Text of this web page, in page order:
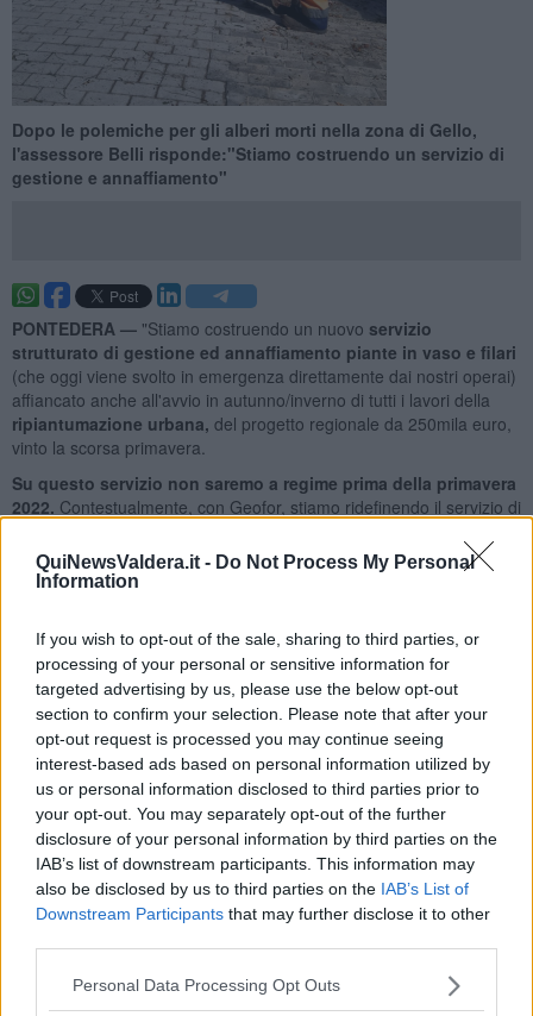
QuiNewsValdera.it - Do Not Process My Personal
Information
If you wish to opt-out of the sale, sharing to third parties, or
processing of your personal or sensitive information for
targeted advertising by us, please use the below opt-out
section to confirm your selection. Please note that after your
opt-out request is processed you may continue seeing
interest-based ads based on personal information utilized by
us or personal information disclosed to third parties prior to
your opt-out. You may separately opt-out of the further
disclosure of your personal information by third parties on the
IAB’s list of downstream participants. This information may
also be disclosed by us to third parties on the IAB’s List of
Downstream Participants that may further disclose it to other
Personal Data Processing Opt Outs
Dopo le polemiche per gli alberi morti nella zona di Gello,
l'assessore Belli risponde:"Stiamo costruendo un servizio di
gestione e annaffiamento"
PONTEDERA — "Stiamo costruendo un nuovo servizio
strutturato di gestione ed annaffiamento piante in vaso e filari
(che oggi viene svolto in emergenza direttamente dai nostri operai)
affiancato anche all'avvio in autunno/inverno di tutti i lavori della
ripiantumazione urbana, del progetto regionale da 250mila euro,
vinto la scorsa primavera.
Su questo servizio non saremo a regime prima della primavera
2022. Contestualmente, con Geofor, stiamo ridefinendo il servizio di
Duomo e della Villaggio Piaggio che avranno una cadenza
periodica, come altre zone) e il sistema a chiamata su emergenza
Lo spiega l'assessore comunaleMattia Belli, rispondendo
anche alle polemiche per gli alberi morti nella zona industriale
di Gello
"Lepiante della zona industriale di Gellonon sono comprese in
questi servizio in quanto non ancora inserite nel patrimonio del
Comune, infatti l'area è sempre sotto la giurisdizione della ditta che
ha svolto i lavori poiché l'amministrazione ha contestato molti
interventi sull'appalto prima del collaudo, tra cui la stessa
piantumazione, non prendendo in carico l'area", ha spiegato Belli.
L'assessore ha fatto anche il punto sultaglio di erba da piazze e
:"Nel nostro precedente appalto triennale (scadenza
31/12/21), avevamo compresi, fra le offerte economicamente più